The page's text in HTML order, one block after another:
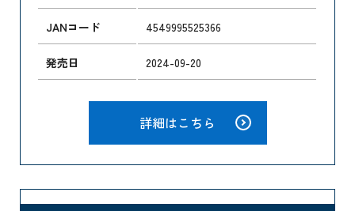
JANコード 4549995525366
発売日 2024-09-20
詳細はこちら